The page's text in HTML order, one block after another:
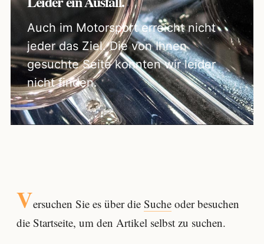
Auch im Motorsport erreicht nicht
jeder das Ziel. Die von Ihnen
gesuchte Seite konnten wir leider
nicht finden.
Versuchen Sie es über die Sucheoder besuchen
die Startseite, um den Artikel selbst zu suchen.